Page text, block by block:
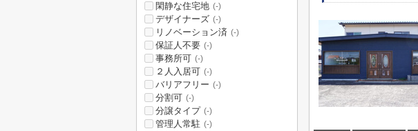
閑静な住宅地 (-)
デザイナーズ (-)
リノベーション済 (-)
保証人不要 (-)
事務所可 (-)
２人入居可 (-)
バリアフリー (-)
分割可 (-)
分譲タイプ (-)
管理人常駐 (-)